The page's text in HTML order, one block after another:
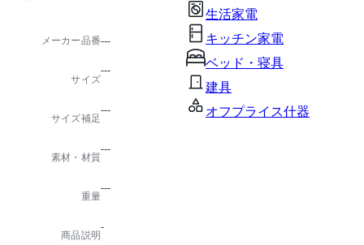
生活家電
キッチン家電
ベッド・寝具
建具
オフプライス什器
メーカー品番---
サイズ
---
サイズ補足
---
素材・材質
---
重量
---
商品説明
-